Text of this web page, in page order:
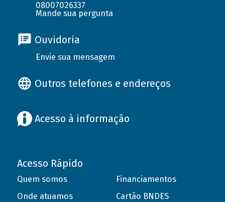
08007026337
Mande sua pergunta
Ouvidoria
Envie sua mensagem
Outros telefones e endereços
Acesso à informação
Acesso Rápido
Quem somos
Onde atuamos
Financiamentos
Cartão BNDES